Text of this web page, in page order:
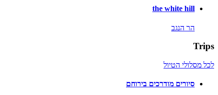
the white hill
הר הנגב
Trips
לכל מסלולי הטיול
סיורים מודרכים בירוחם